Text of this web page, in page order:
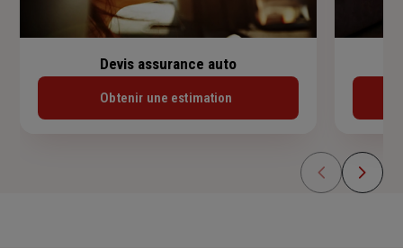
Devis assurance auto
Obtenir une estimation